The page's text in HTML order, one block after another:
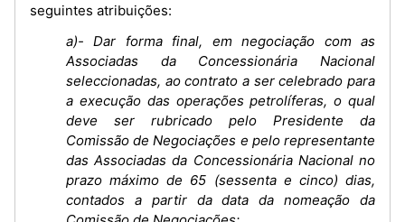
seguintes atribuições:
a)- Dar forma final, em negociação com as
Associadas da Concessionária Nacional
seleccionadas, ao contrato a ser celebrado para
a execução das operações petrolíferas, o qual
deve ser rubricado pelo Presidente da
Comissão de Negociações e pelo representante
das Associadas da Concessionária Nacional no
prazo máximo de 65 (sessenta e cinco) dias,
contados a partir da data da nomeação da